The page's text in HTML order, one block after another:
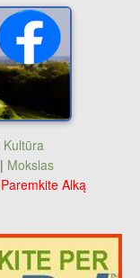
Kultūra
| Mokslas
Paremkite Alką